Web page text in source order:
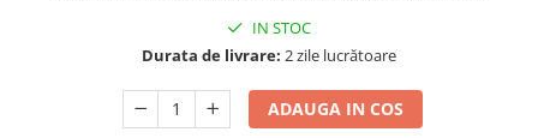
IN STOC
Durata de livrare: 2 zile lucrătoare
ADAUGA IN COS